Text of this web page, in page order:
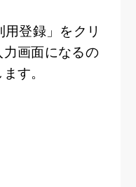
登録」をクリ
画面になるの
す。